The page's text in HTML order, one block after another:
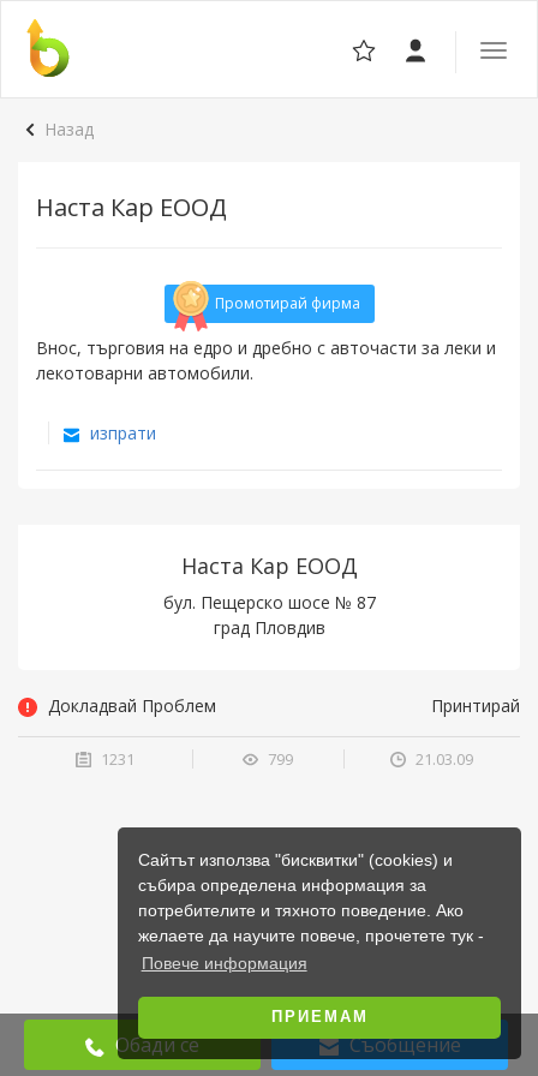
Сайтът използва "бисквитки" (cookies) и
събира определена информация за
потребителите и тяхното поведение. Ако
желаете да научите повече, прочетете тук -
Повече информация
ПРИЕМАМ
Назад
Наста Кар ЕООД
Промотирай фирма
Внос, търговия на едро и дребно с авточасти за леки и
лекотоварни автомобили.
изпрати
Наста Кар ЕООД
бул. Пещерско шосе № 87
град Пловдив
Обади се Съобщение
Докладвай Проблем Принтирай
1231 799 21.03.09